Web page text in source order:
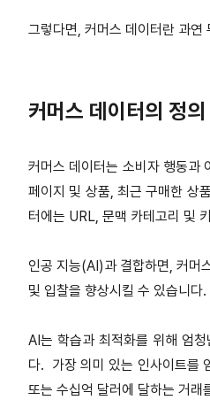
그렇다면, 커머스 데이터란 과연
커머스 데이터의 정의
커머스 데이터는 소비자 행동과
페이지 및 상품, 최근 구매한 상
터에는 URL, 문맥 카테고리 및
인공 지능(AI)과 결합하면, 커머
및 입찰을 향상시킬 수 있습니
AI는 학습과 최적화를 위해 엄
다. 가장 의미 있는 인사이트를
또는 수십억 달러에 달하는 거래